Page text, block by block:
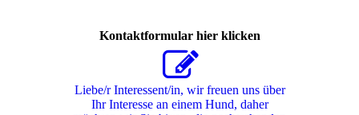
Kontaktformular hier klicken
Liebe/r Interessent/in, wir freuen uns über
Ihr Interesse an einem Hund, daher